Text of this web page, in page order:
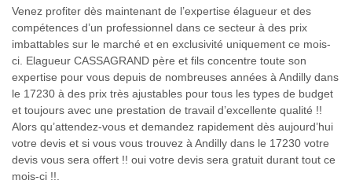
Venez profiter dès maintenant de l’expertise élagueur et des
compétences d’un professionnel dans ce secteur à des prix
imbattables sur le marché et en exclusivité uniquement ce mois-
ci. Elagueur CASSAGRAND père et fils concentre toute son
expertise pour vous depuis de nombreuses années à Andilly dans
le 17230 à des prix très ajustables pour tous les types de budget
et toujours avec une prestation de travail d’excellente qualité !!
Alors qu’attendez-vous et demandez rapidement dès aujourd’hui
votre devis et si vous vous trouvez à Andilly dans le 17230 votre
devis vous sera offert !! oui votre devis sera gratuit durant tout ce
mois-ci !!.